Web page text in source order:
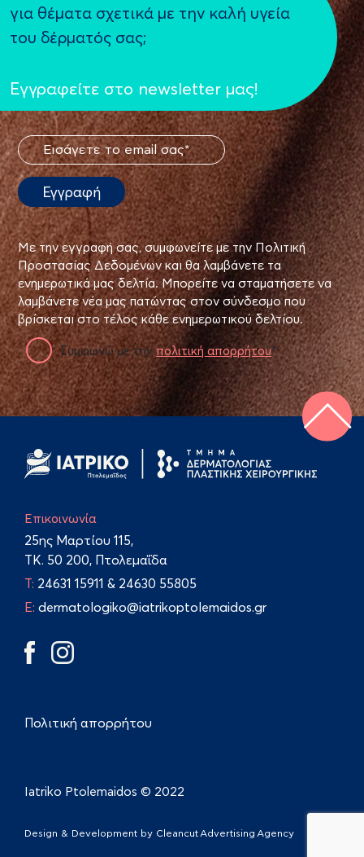
για θέματα σχετικά με την καλή υγεία
του δέρματός σας;
Εγγραφείτε στο newsletter μας!
Με την εγγραφή σας, συμφωνείτε με την Πολιτική
Προστασίας Δεδομένων και θα λαμβάνετε τα
ενημερωτικά μας δελτία. Μπορείτε να σταματήσετε να
λαμβάνετε νέα μας πατώντας στον σύνδεσμο που
βρίσκεται στο τέλος κάθε ενημερωτικού δελτίου.
Συμφωνώ με τηνπολιτική απορρήτου*
Επικοινωνία
25ης Μαρτίου 115,
TK. 50 200, Πτολεμαΐδα
Τ: 24631 15911 & 24630 55805
E: dermatologiko@iatrikoptolemaidos.gr
Πολιτική απορρήτου
Iatriko Ptolemaidos © 2022
Design & Development by Cleancut Advertising Agency